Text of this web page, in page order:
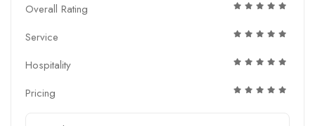
Overall Rating
Service
Hospitality
Pricing